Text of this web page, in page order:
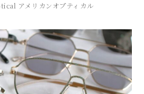
アメリカンオプティカル